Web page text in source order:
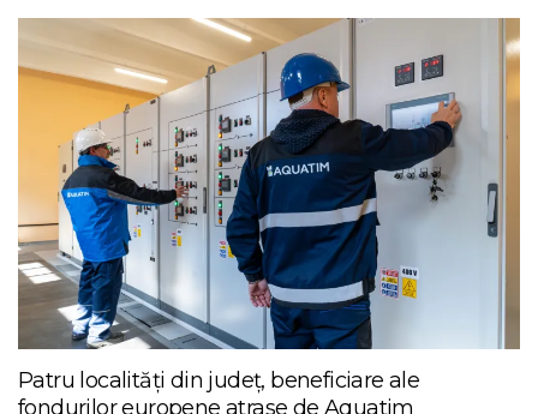
Patru localități din județ, beneficiare ale
fondurilor europene atrase de Aquatim